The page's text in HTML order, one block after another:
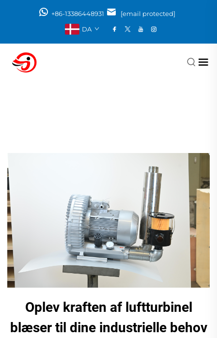
+86-13386448931
[email protected]
DA
Oplev kraften af luftturbinel
blæser til dine industrielle behov